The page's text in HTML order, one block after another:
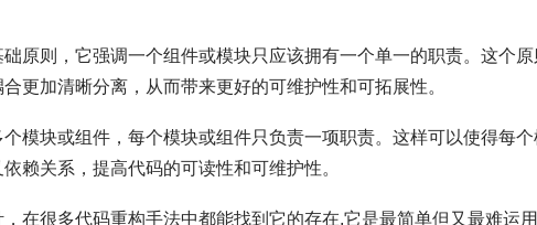
原则，它强调一个组件或模块只应该拥有一个单一的职责。这个原
更加清晰分离，从而带来更好的可维护性和可拓展性。
模块或组件，每个模块或组件只负责一项职责。这样可以使得每个
赖关系，提高代码的可读性和可维护性。
在很多代码重构手法中都能找到它的存在,它是最简单但又最难运用